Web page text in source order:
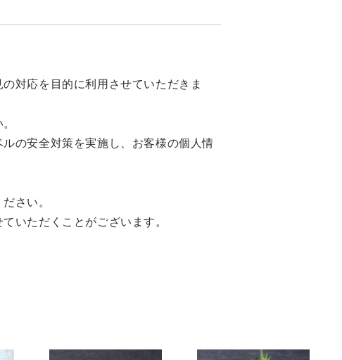
対応を目的に利用させていただきま
の安全対策を実施し、お客様の個人情
さい。
いただくことがございます。